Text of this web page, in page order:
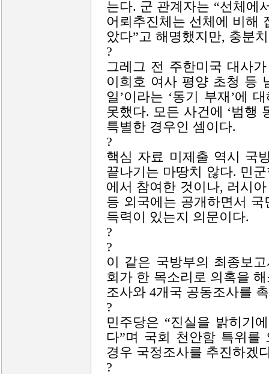
는다. 군 관계자는 “선체에
어뢰추진체는 선체에 비해
았다”고 해명했지만, 충분
?
그레그 전 주한미국 대사
이희호 여사 평양 초청 등
일’이라는 ‘동기 부재’에
못했다. 모든 사건에 ‘범행
특별한 경우인 셈이다.
?
핵심 자료 미제출 역시 국
끝나기는 마땅치 않다. 민
에서 참여한 것이나, 러시
등 외국에는 공개하면서
득력이 있는지 의문이다.
?
?
이 같은 국방부의 최종보
회가 한 목소리로 의혹을
조사와 4개국 공동조사를
?
민주당은 “진실을 밝히기
다”며 국회 천안함 특위를
경우 국정조사를 추진하겠
?